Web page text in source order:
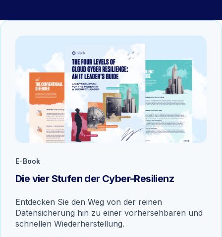
E-Book
Die vier Stufen der Cyber-Resilienz
Entdecken Sie den Weg von der reinen
Datensicherung hin zu einer vorhersehbaren und
schnellen Wiederherstellung.